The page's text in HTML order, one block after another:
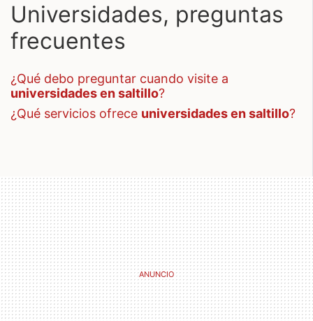
Universidades, preguntas
frecuentes
¿qué debo preguntar cuando visite a
universidades en saltillo?
¿qué servicios ofrece universidades en saltillo?